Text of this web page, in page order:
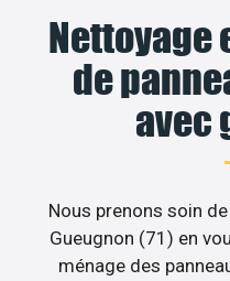
de
avec
Nous prenons soin
Gueugnon (71) en
ménage des